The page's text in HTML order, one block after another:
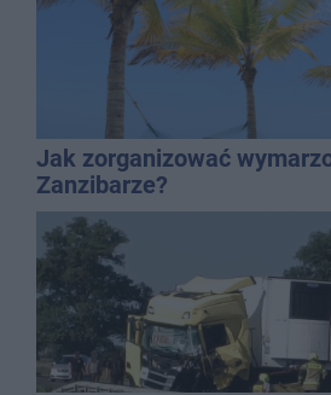
Jak zorganizować
Zanzibarze?